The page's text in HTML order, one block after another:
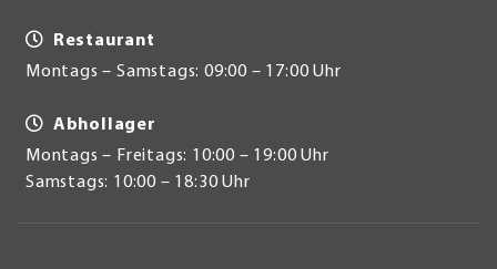
Restaurant
Montags – Samstags: 09:00 – 17:00 Uhr
Abhollager
Montags – Freitags: 10:00 – 19:00 Uhr
Samstags: 10:00 – 18:30 Uhr